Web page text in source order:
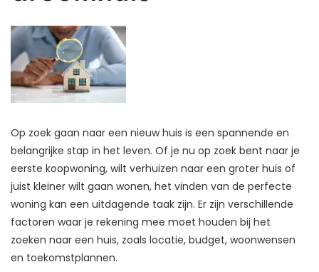
Op zoek gaan naar een nieuw huis is een spannende en
belangrijke stap in het leven. Of je nu op zoek bent naar je
eerste koopwoning, wilt verhuizen naar een groter huis of
juist kleiner wilt gaan wonen, het vinden van de perfecte
woning kan een uitdagende taak zijn. Er zijn verschillende
factoren waar je rekening mee moet houden bij het
zoeken naar een huis, zoals locatie, budget, woonwensen
en toekomstplannen.